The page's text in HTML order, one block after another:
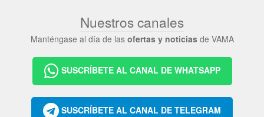
Nuestros canales
Manténgase al día de las ofertas y noticiasde VAMA
SUSCRÍBETE AL CANAL DE WHATSAPP
SUSCRÍBETE AL CANAL DE TELEGRAM